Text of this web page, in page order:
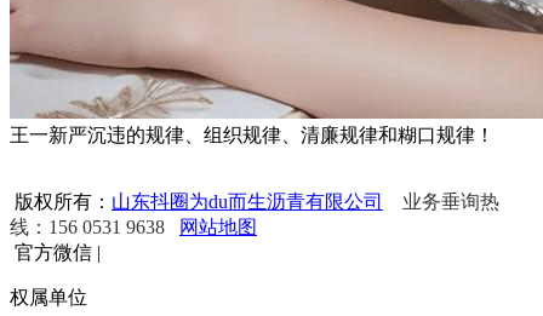
王一新严沉违的规律、组织规律、清廉规律和糊口规律！
版权所有： 山东抖圈为du而生沥青有限公司
业务垂询热
线：156 0531 9638
网站地图
官方微信 |
权属单位